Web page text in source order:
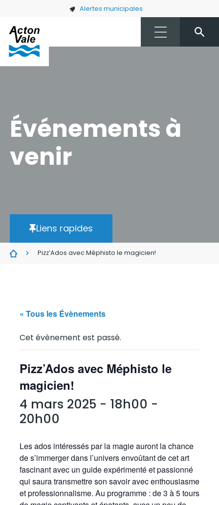
Skip to main content Alertes municipales
Événements à
venir
Liens rapides
Pizz’Ados avec Méphisto le magicien!
« Tous les Évènements
Cet évènement est passé.
Pizz’Ados avec Méphisto le
magicien!
4 mars 2025 - 18h00 -
20h00
Les ados intéressés par la magie auront la chance
de s’immerger dans l’univers envoûtant de cet art
fascinant avec un guide expérimenté et passionné
qui saura transmettre son savoir avec enthousiasme
et professionnalisme. Au programme : de 3 à 5 tours